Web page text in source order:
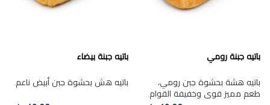
باتيه جبنة رومي
باتيه هشة بحشوة جبن رومي،
طعم مميز قوي وخفيفة القوام.
باتيه جبنة بيضاء
باتيه هش بحشوة جبن أبيض ناعم.